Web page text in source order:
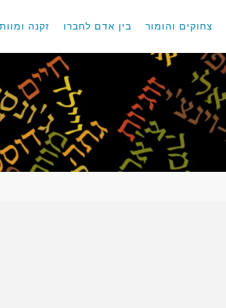
צחוקים והומור בין אדם לחברו זקנה ומוות